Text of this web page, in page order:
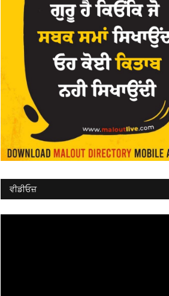
ਵੀਡੀਓਜ਼